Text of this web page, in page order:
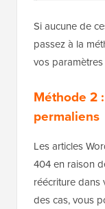
Si aucune de
passez à la
vos
Méthode 2
permaliens
Les articles
404 en raison
réécriture dans
des cas, vous